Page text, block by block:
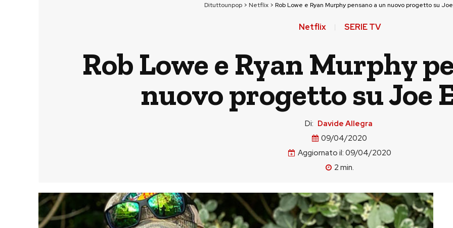
Dituttounpop > Netflix > Rob Lowe e Ryan Murphy pensano a un nuovo progetto su
Netflix SERIE TV
Rob Lowe e Ryan Murphy
nuovo progetto su Joe
Di: Davide Allegra
09/04/2020
Aggiornato il: 09/04/2020
2 min.